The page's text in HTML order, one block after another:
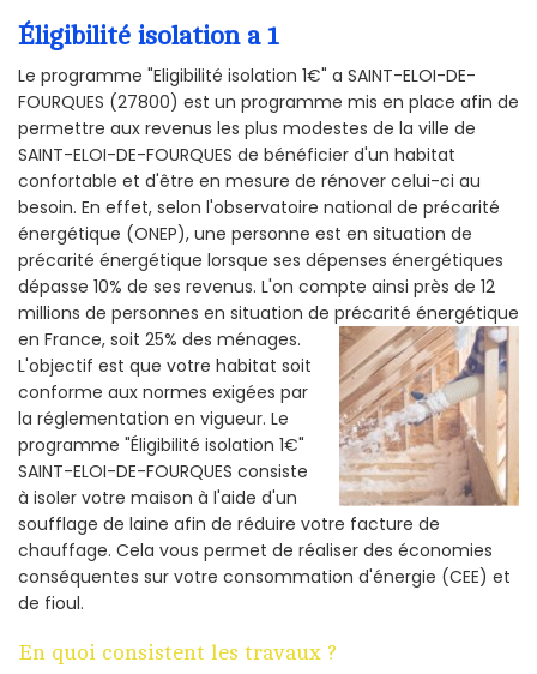
Éligibilité isolation a 1
Le programme "Eligibilité isolation 1€" a SAINT-ELOI-DE-
FOURQUES (27800) est un programme mis en place afin de
permettre aux revenus les plus modestes de la ville de
SAINT-ELOI-DE-FOURQUES de bénéficier d'un habitat
confortable et d'être en mesure de rénover celui-ci au
besoin. En effet, selon l'observatoire national de précarité
énergétique (ONEP), une personne est en situation de
précarité énergétique lorsque ses dépenses énergétiques
dépasse 10% de ses revenus. L'on compte ainsi près de 12
millions de personnes en situation de précarité énergétique
en France, soit 25% des ménages.
L'objectif est que votre habitat soit
conforme aux normes exigées par
la réglementation en vigueur. Le
programme "Éligibilité isolation 1€"
SAINT-ELOI-DE-FOURQUES consiste
à isoler votre maison à l'aide d'un
soufflage de laine afin de réduire votre facture de
chauffage. Cela vous permet de réaliser des économies
conséquentes sur votre consommation d'énergie (CEE) et
de fioul.
En quoi consistent les travaux ?